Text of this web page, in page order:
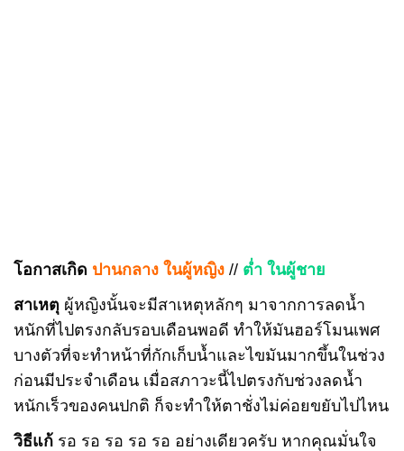
โอกาสเกิด ปานกลาง ในผู้หญิง // ต่ำ ในผู้ชาย
สาเหตุ ผู้หญิงนั้นจะมีสาเหตุหลักๆ มาจากการลดน้ำ
หนักที่ไปตรงกลับรอบเดือนพอดี ทำให้มันฮอร์โมนเพศ
บางตัวที่จะทำหน้าที่กักเก็บน้ำและไขมันมากขึ้นในช่วง
ก่อนมีประจำเดือน เมื่อสภาวะนี้ไปตรงกับช่วงลดน้ำ
หนักเร็วของคนปกติ ก็จะทำให้ตาชั่งไม่ค่อยขยับไปไหน
วิธีแก้ รอ รอ รอ รอ รอ อย่างเดียวครับ หากคุณมั่นใจ